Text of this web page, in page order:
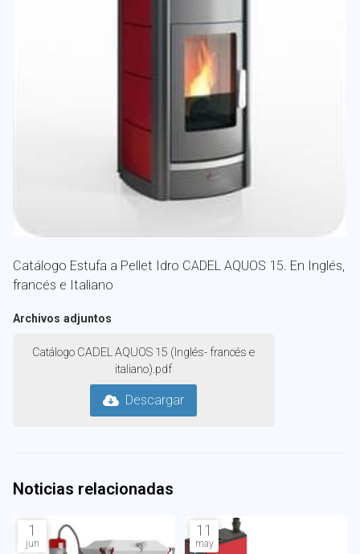
Catálogo Estufa a Pellet Idro CADEL AQUOS 15. En Inglés,
francés e Italiano
Archivos adjuntos
Catálogo CADEL AQUOS 15 (Inglés- francés e
italiano).pdf
Descargar
Noticias relacionadas
1
jun
11
may